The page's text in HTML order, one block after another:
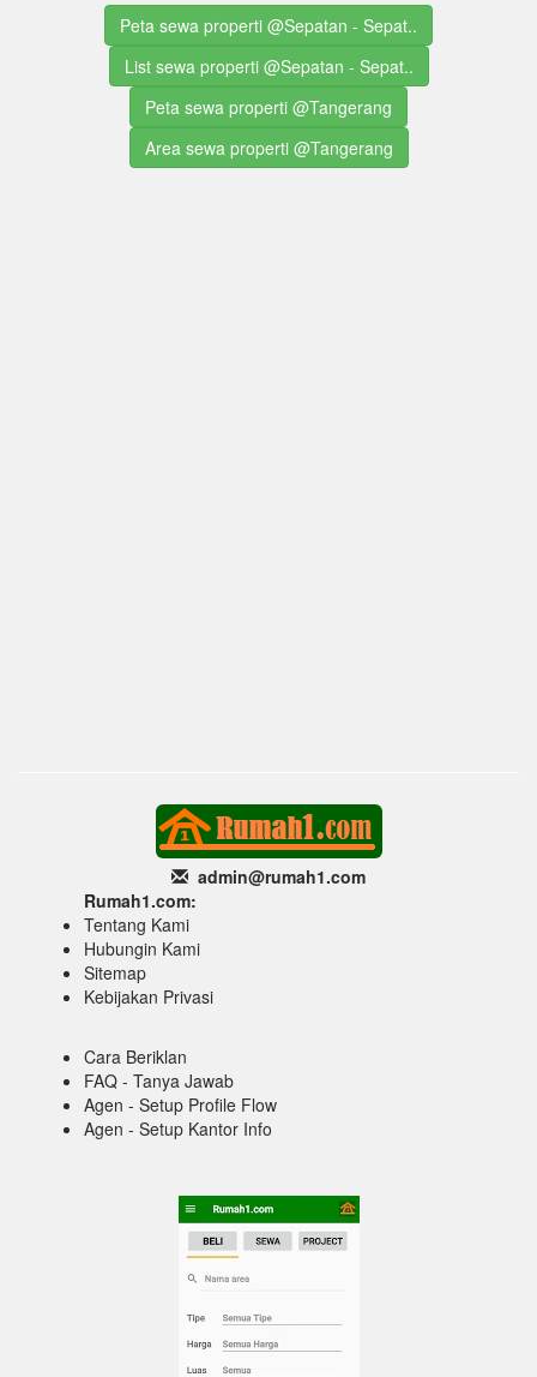
Peta sewa properti @Sepatan - Sepat..
List sewa properti @Sepatan - Sepat..
Peta sewa properti @Tangerang
Area sewa properti @Tangerang
admin@rumah1.com
Rumah1.com:
Tentang Kami
Hubungin Kami
Sitemap
Kebijakan Privasi
Cara Beriklan
FAQ - Tanya Jawab
Agen - Setup Profile Flow
Agen - Setup Kantor Info